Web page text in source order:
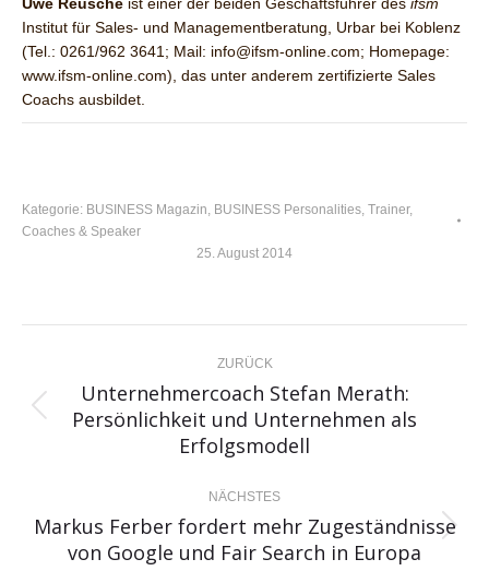
Institut für Sales- und Managementberatung, Urbar bei Koblenz
(Tel.: 0261/962 3641; Mail: info@ifsm-online.com; Homepage:
www.ifsm-online.com), das unter anderem zertifizierte Sales
Coachs ausbildet.
Kategorie: BUSINESS Magazin BUSINESS Personalities Trainer,
Coaches & Speaker
25. August 2014
ZURÜCK
Vorheriger
Beitrag:
Unternehmercoach Stefan Merath:
Persönlichkeit und Unternehmen als
Erfolgsmodell
NÄCHSTES
Nächster
Beitrag:
Markus Ferber fordert mehr Zugeständnisse
von Google und Fair Search in Europa